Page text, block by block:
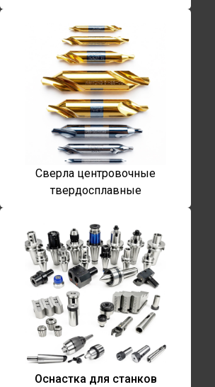
Сверла центровочные
твердосплавные
Оснастка для станков